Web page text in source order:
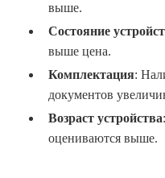
выше.
Состояние
выше цена.
Комплектация:
документов
Возраст устройства
оцениваются выше.